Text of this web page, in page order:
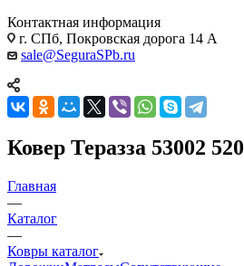
Контактная информация
г. СПб, Покровская дорога 14 А
sale@SeguraSPb.ru
Ковер Теразза 53002
Главная
—
Каталог
—
Ковры каталог